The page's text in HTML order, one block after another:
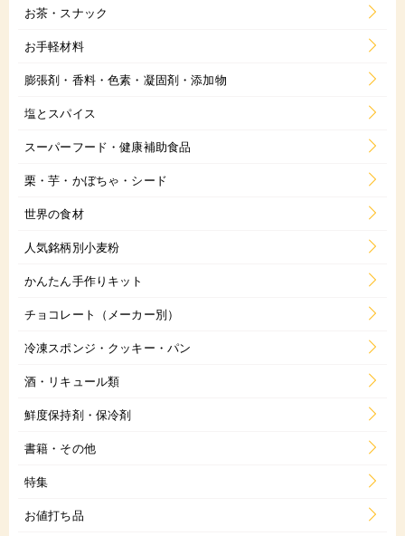
お茶・スナック
お手軽材料
膨張剤・香料・色素・凝固剤・添加物
塩とスパイス
スーパーフード・健康補助食品
栗・芋・かぼちゃ・シード
世界の食材
人気銘柄別小麦粉
かんたん手作りキット
チョコレート（メーカー別）
冷凍スポンジ・クッキー・パン
酒・リキュール類
鮮度保持剤・保冷剤
書籍・その他
特集
お値打ち品